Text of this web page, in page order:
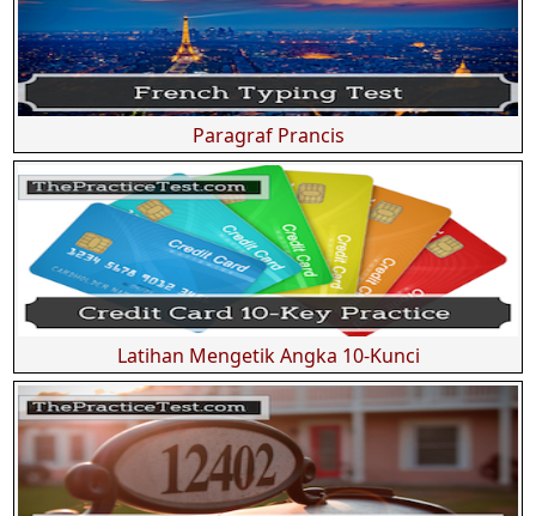
Paragraf Prancis
Latihan Mengetik Angka 10-Kunci